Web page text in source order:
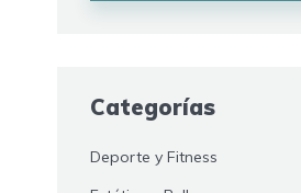
Categorías
Deporte y Fitness